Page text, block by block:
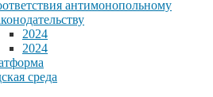
антимонопольному
2024
2024
среда